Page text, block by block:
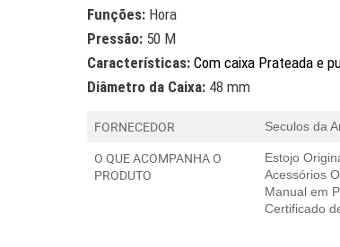
Funções: Hora
Pressão: 50 M
Características: Com caixa Prateada e
Diâmetro da Caixa: 48 mm
FORNECEDOR Seculos da
O QUE ACOMPANHA O
PRODUTO
Estojo
Acessórios
Manual em
Certificado